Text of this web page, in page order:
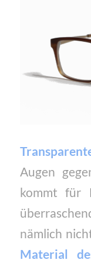
Augen
kommt für
nämlich
Material